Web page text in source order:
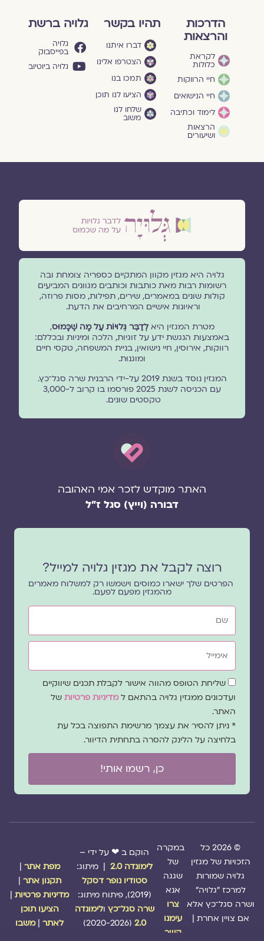
הדרכות
והרצאות
לקראת
כלולות
חיי הרווקות
חיי הנישואים
לימוד וכתיבה
הרצאות
ושיעורים
תהיו בקשר
דברו איתנו
הצטרפו אלינו
תמכו בנו
הציעו לנו תוכן
שלחו לנו
משוב
גלויה ברשת
גלויה
בפייסבוק
גלויה ביוטיוב
גלויה היא מגזין מקוון המתקיים כספריה צומחת ובה
רשומות רבות מאת כותבות וכותבים מגוונים המביעים
קולות שונים במאמרים, שירים, תפילות, מסות פרוזה,
וראיונות אישיים המרחיבים את הדעת.
מטרת המגזין היאלְדַבֵּר גְּלוּיוֹת עַל מָה שֶׁכָּמוּס,
באמצעות הנגשת ידע על זוגיות, הלכה ומיניות ובכללם:
רווקות, אירוסין, חיי נישואין, בניית המשפחה, טקסי חיים
ומוגנוּת.
המגזין נוסד בשנת 2019 על-ידי הרבנית שרה סגל־כץ.
עם הכניסה לשנת 2025 פורסמו בו קרוב ל-3,000
טקסטים שונים.
האתר מוקדש לזכר אמי האהובה
דבורה (וייץ) סגל ז"ל
רוצה לקבל את מגזין גלויה למייל?
הפרטים שלך ישארו כמוסים וישמשו רק למשלוח מאמרים
מהמגזין מפעם לפעם.
שם
אימייל
שדה
הסכמה
שליחת הטופס מהווה אישור לקבלת תכנים שיווקיים
ועדכונים ממגזין גלויה בהתאם ל מדיניות פרטיותשל
האתר.
* ניתן להסיר את עצמך מרשימת התפוצה בכל עת
בלחיצה על הלינק להסרה בתחתית הדיוור.
כן, רשמו אותי!
© 2026 כל
הזכויות של מגזין
גלויה שמורות
למרכז "גלויה"
ושרה סגל־כץ אלא
אם צויין אחרת |
במקרה
של
שגגה
אנא
צרו
עימנו
קשר
הוקם ב ❤ על ידי –
לימונדה 2.0
| מיתוג:
סטודיו נופר דסקל
שרה סגל־כץולימונדה
2.0
(2020-2026)
מפת אתר|
תקנון אתר|
מדיניות פרטיות|
הציעו תוכן
לאתר| משבו